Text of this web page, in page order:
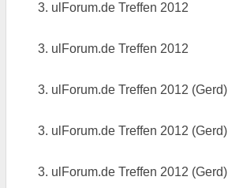
3. ulForum.de Treffen 2012
3. ulForum.de Treffen 2012
3. ulForum.de Treffen 2012 (Gerd)
3. ulForum.de Treffen 2012 (Gerd)
3. ulForum.de Treffen 2012 (Gerd)